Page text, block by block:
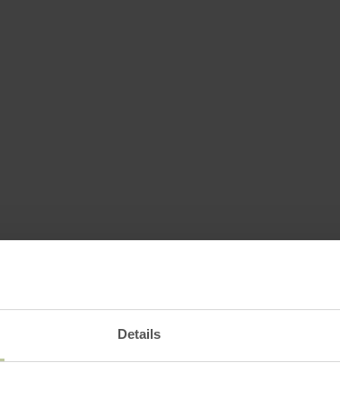
Details